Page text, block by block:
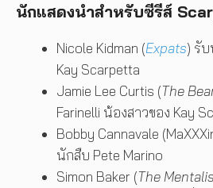
นักแสดงนำสำหรับซีรีส์
Nicole Kidman (Expats) รั
Kay Scarpetta
Jamie Lee Curtis (The
Farinelli น้องสาวของ Kay
Bobby Cannavale
นักสืบ Pete Marino
Simon Baker (The